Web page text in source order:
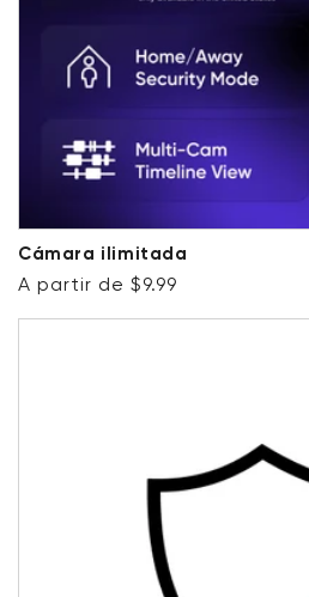
Cámara ilimitada
Precio habitual
A partir de $9.99